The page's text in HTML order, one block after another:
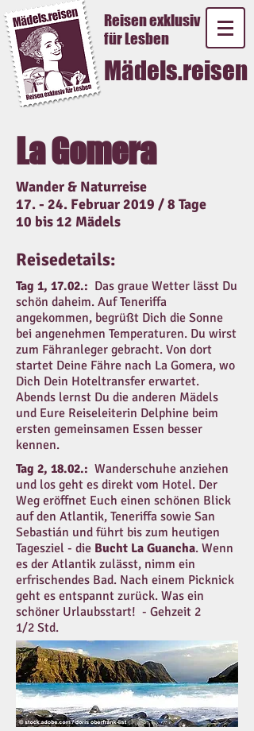
Reisen exklusiv
für Lesben
Mädels.reisen
La Gomera
Wander & Naturreise
17. - 24. Februar 2019 / 8 Tage
10 bis 12 Mädels
Reisedetails:
Tag 1, 17.02.: Das graue Wetter lässt Du
schön daheim. Auf Teneriffa
angekommen, begrüßt Dich die Sonne
bei angenehmen Temperaturen. Du wirst
zum Fähranleger gebracht. Von dort
startet Deine Fähre nach La Gomera, wo
Dich Dein Hoteltransfer erwartet.
Abends lernst Du die anderen Mädels
und Eure Reiseleiterin Delphine beim
ersten gemeinsamen Essen besser
kennen.
Tag 2, 18.02.: Wanderschuhe anziehen
und los geht es direkt vom Hotel. Der
Weg eröffnet Euch einen schönen Blick
auf den Atlantik, Teneriffa sowie San
Sebastián und führt bis zum heutigen
Tagesziel - die Bucht La Guancha. Wenn
es der Atlantik zulässt, nimm ein
erfrischendes Bad. Nach einem Picknick
geht es entspannt zurück. Was ein
schöner Urlaubsstart! - Gehzeit 2
1/2 Std.